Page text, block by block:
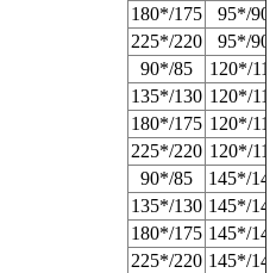
180*/175
95*/90
225*/220
95*/90
90*/85
120*/
135*/130 120*/
180*/175 120*/
225*/220 120*/
90*/85
145*/
135*/130 145*/
180*/175 145*/
225*/220 145*/